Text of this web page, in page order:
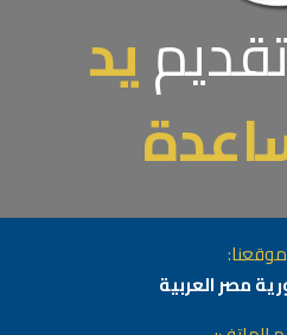
يد
موقعنا:
مصر العربية